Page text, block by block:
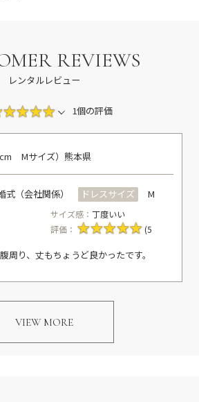
REVIEWS
レンタルレビュー
1個の評価
Mサイズ） 熊本県
式（会社関係） ドレスサイズ M
サイズ感：丁度いい
評価： (5
周り、丈もちょうど良かったです。
VIEW MORE